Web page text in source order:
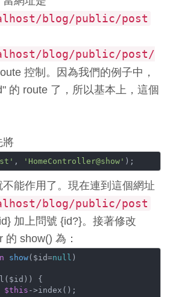
blog/public/post
blog/public/post/
控制。因為我們的例子中，
的 route 了，所以基本上，這個
將
, 'HomeController@show'
能作用了。現在連到這個網址
blog/public/post
加上問號 {id?}。接著修改
的 show() 為：
show( $id=null
{
$this ->index();